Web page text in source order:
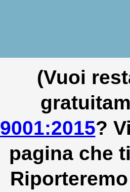
(Vuoi
9001:2015?
pagina che